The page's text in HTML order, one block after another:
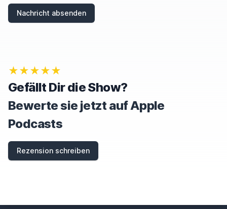
Nachricht absenden
★★★★★
Gefällt Dir die Show?
Bewerte sie jetzt auf Apple
Podcasts
Rezension schreiben